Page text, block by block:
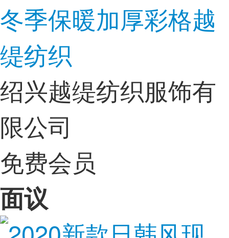
冬季保暖加厚彩格越
缇纺织
绍兴越缇纺织服饰有
限公司
免费会员
面议